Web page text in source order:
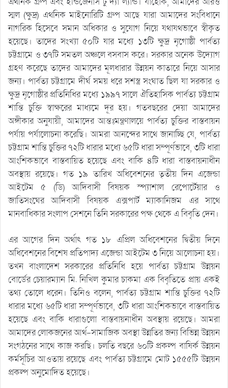
স্মল (ক্ষুদ্র) এথনিক মাইনোরিটি গ্রুপ আছে যারা আমাদের সংবিধানে
নাগরিক হিসেবে সমান অধিকার ও সুযোগ নিয়ে যথাযথভাবে স্বীকৃত
হয়েছে। তাদের সংখ্যা ৫০টি যার মধ্যে ১৩টি ক্ষুদ্র নৃগোষ্ঠী পার্বত্য
চট্টগ্রামে ও ৩৭টি সমতল অঞ্চলে বসবাস করে। সরকার অনেক উদ্যোগ
গ্রহণ করেছে তাদের আমাদের মূলধারার উন্নয়ন কাতারে নিয়ে আসার
জন্য। পার্বত্য চট্টগ্রামে দীর্ঘ সময় ধরে সশস্ত্র সংঘাত ছিল যা সরকার ও
ক্ষুদ্র নৃগোষ্ঠীর প্রতিনিধির মধ্যে ১৯৯৭ সালে ঐতিহাসিক পার্বত্য চট্টগ্রাম
শান্তি চুক্তি স্বাক্ষরের মাধ্যমে দূর হয়। গতবছরের দেয়া আমাদের
অঙ্গীকার অনুযায়ী, আমাদের আন্তঃমন্ত্রণালয়ে পার্বত্য চুক্তির বাস্তবায়ন
পর্যায় পর্যালোচনা করেছি। আমরা আনন্দের সাথে জানাচ্ছি যে, পার্বত্য
চট্টগ্রাম শান্তি চুক্তির ৭২টি ধারার মধ্যে ৬৫টি ধারা সম্পূর্ণভাবে, ৩টি ধারা
আংশিকভাবে বাস্তবায়িত হয়েছে এবং বাকি ৪টি ধারা বাস্তবায়নাধীন
অবস্থায় রয়েছে। গত ১৯ তারিখ অধিবেশনের তৃতীয় দিন এজেন্ডা
আইটেম ৫ (ডি) আদিবাসী বিষয়ক স্প্যাশাল রেপোর্টেয়ার ও
জাতিসংঘের আদিবাসী বিষয়ক এক্সপার্ট ম্যাকানিজম এর সাথে
মানবাধিকার সংলাপ সেশনে তিনি সরকারের পক্ষ থেকে এ বিবৃতি দেন।
এর আগের দিন অর্থাৎ গত ১৮ এপ্রিল অধিবেশনের দ্বিতীয় দিনে
অধিবেশনের বিশেষ প্রতিপাদ্য এজেন্ডা আইটেম ৩ নিয়ে আলোচনা হয়।
তখন বাংলাদেশ সরকারের প্রতিনিধি হয়ে পার্বত্য চট্টগ্রাম উন্নয়ন
বোর্ডের চেয়ারম্যান মি. নিখিল কুমার চাকমা এক বিবৃতিতে প্রায় একই
তথ্য তোলে ধরেন। তিনিও বলেন, পার্বত্য চট্টগ্রাম শান্তি চুক্তির ৭২টি
ধারার মধ্যে ৬৫টি ধারা সম্পূর্ণভাবে, ৩টি ধারা আংশিকভাবে বাস্তবায়িত
হয়েছে এবং বাকি ধারাগুলো বাস্তবায়নাধীন অবস্থায় রয়েছে। আমরা
আমাদের লোকজনের আর্থ-সামাজিক অবস্থা উন্নতির জন্য বিভিন্ন উন্নয়ন
সংগঠনের সাথে কাজ করছি। চলতি বছরে ৬০টি প্রকল্প বাষির্ক উন্নয়ন
কর্মসূচির আওতায় রয়েছে এবং পার্বত্য চট্টগ্রামে মোট ১৫৫৫টি উন্নয়ন
প্রকল্প অনুমোদিত হয়েছে।